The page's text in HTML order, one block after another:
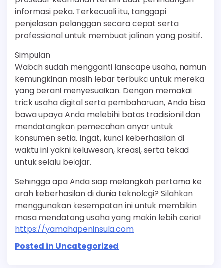
informasi peka. Terkecuali itu, tanggapi
penjelasan pelanggan secara cepat serta
professional untuk membuat jalinan yang positif.
Simpulan
Wabah sudah mengganti lanscape usaha, namun
kemungkinan masih lebar terbuka untuk mereka
yang berani menyesuaikan. Dengan memakai
trick usaha digital serta pembaharuan, Anda bisa
bawa upaya Anda melebihi batas tradisionil dan
mendatangkan pemecahan anyar untuk
konsumen setia. Ingat, kunci keberhasilan di
waktu ini yakni keluwesan, kreasi, serta tekad
untuk selalu belajar.
Sehingga apa Anda siap melangkah pertama ke
arah keberhasilan di dunia teknologi? Silahkan
menggunakan kesempatan ini untuk membikin
masa mendatang usaha yang makin lebih ceria!
https://yamahapeninsula.com
Posted in Uncategorized